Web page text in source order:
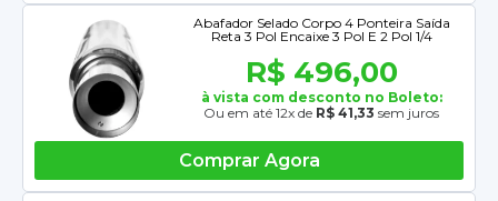
Abafador Selado Corpo 4 Ponteira Saída
Reta 3 Pol Encaixe 3 Pol E 2 Pol 1/4
R$ 496,00
à vista com desconto no Boleto:
Ou em até 12x de R$ 41,33 sem juros
Comprar Agora